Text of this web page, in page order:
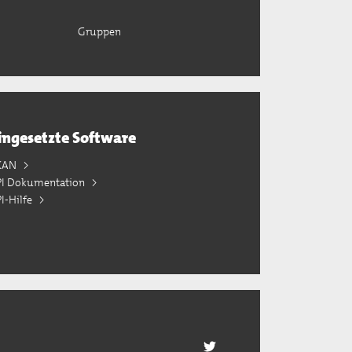
Gruppen
Software
Dokumentation
Hilfe